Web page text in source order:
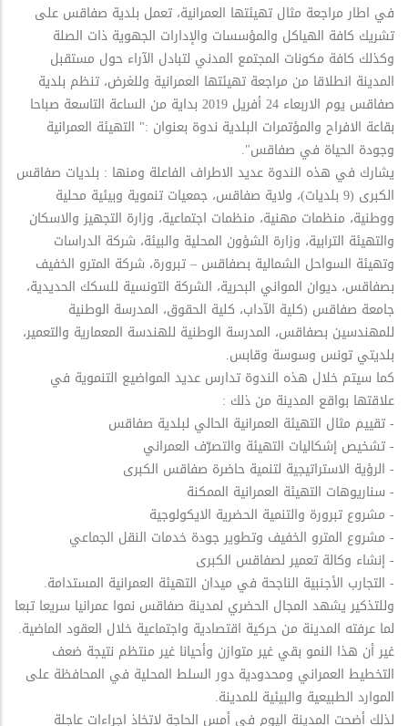
في اطار مراجعة مثال تهيئتها العمرانية، تعمل بلدية صفاقس على
تشريك كافة الهياكل والمؤسسات والإدارات الجهوية ذات الصلة
وكذلك كافة مكونات المجتمع المدني لتبادل الآراء حول مستقبل
المدينة انطلاقا من مراجعة تهيئتها العمرانية وللغرض، تنظم بلدية
صفاقس يوم الاربعاء 24 أفريل 2019 بداية من الساعة التاسعة صباحا
بقاعة الافراح والمؤتمرات البلدية ندوة بعنوان :" التهيئة العمرانية
وجودة الحياة في صفاقس".
يشارك في هذه الندوة عديد الاطراف الفاعلة ومنها : بلديات صفاقس
الكبرى (9 بلديات)، ولاية صفاقس، جمعيات تنموية وبيئية محلية
ووطنية، منظمات مهنية، منظمات اجتماعية، وزارة التجهيز والاسكان
والتهيئة الترابية، وزارة الشؤون المحلية والبيئة، شركة الدراسات
وتهيئة السواحل الشمالية بصفاقس – تبرورة، شركة المترو الخفيف
بصفاقس، ديوان المواني البحرية، الشركة التونسية للسكك الحديدية،
جامعة صفاقس (كلية الآداب، كلية الحقوق، المدرسة الوطنية
للمهندسين بصفاقس، المدرسة الوطنية للهندسة المعمارية والتعمير،
بلديتي تونس وسوسة وقابس.
كما سيتم خلال هذه الندوة تدارس عديد المواضيع التنموية في
علاقتها بواقع المدينة من ذلك :
- تقييم مثال التهيئة العمرانية الحالي لبلدية صفاقس
- تشخيص إشكاليات التهيئة والتصرّف العمراني
- الرؤية الاستراتيجية لتنمية حاضرة صفاقس الكبرى
- سناريوهات التهيئة العمرانية الممكنة
- مشروع تبرورة والتنمية الحضرية الايكولوجية
- مشروع المترو الخفيف وتطوير جودة خدمات النقل الجماعي
- إنشاء وكالة تعمير لصفاقس الكبرى
- التجارب الأجنبية الناجحة في ميدان التهيئة العمرانية المستدامة.
وللتذكير يشهد المجال الحضري لمدينة صفاقس نموا عمرانيا سريعا تبعا
لما عرفته المدينة من حركية اقتصادية واجتماعية خلال العقود الماضية.
غير أن هذا النمو بقي غير متوازن وأحيانا غير منتظم نتيجة ضعف
التخطيط العمراني ومحدودية دور السلط المحلية في المحافظة على
الموارد الطبيعية والبيئية للمدينة.
لذلك أضحت المدينة اليوم في أمس الحاجة لاتخاذ اجراءات عاجلة